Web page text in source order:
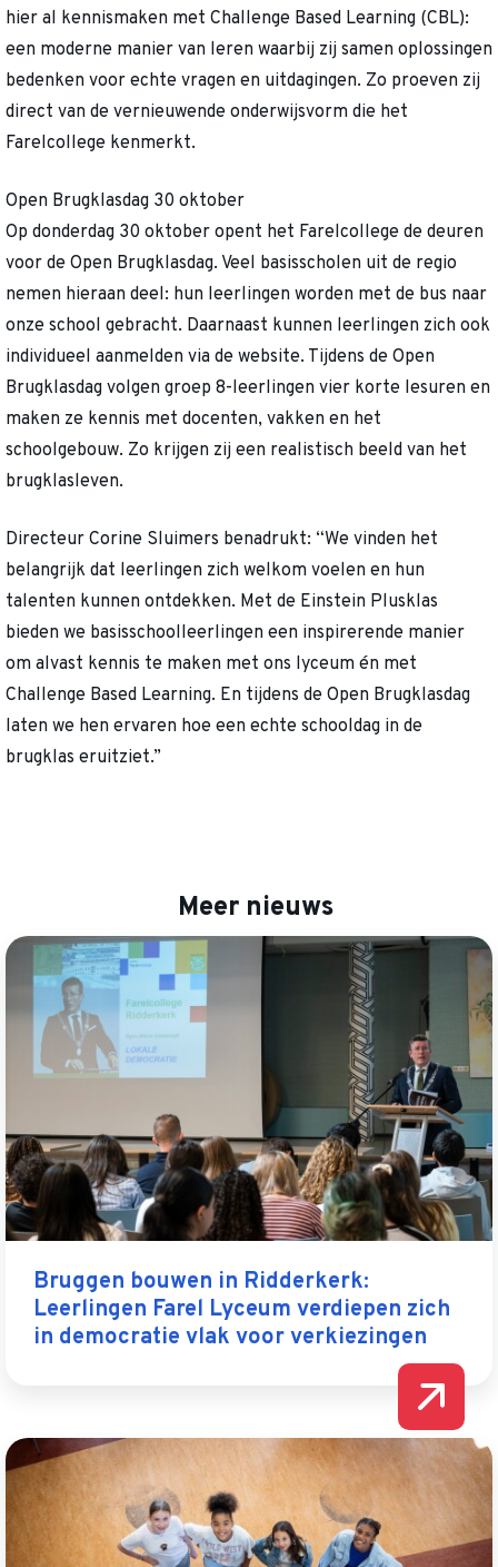
hier al kennismaken met Challenge Based Learning (CBL):
een moderne manier van leren waarbij zij samen oplossingen
bedenken voor echte vragen en uitdagingen. Zo proeven zij
direct van de vernieuwende onderwijsvorm die het
Farelcollege kenmerkt.
Open Brugklasdag 30 oktober
Op donderdag 30 oktober opent het Farelcollege de deuren
voor de Open Brugklasdag. Veel basisscholen uit de regio
nemen hieraan deel: hun leerlingen worden met de bus naar
onze school gebracht. Daarnaast kunnen leerlingen zich ook
individueel aanmelden via de website. Tijdens de Open
Brugklasdag volgen groep 8-leerlingen vier korte lesuren en
maken ze kennis met docenten, vakken en het
schoolgebouw. Zo krijgen zij een realistisch beeld van het
brugklasleven.
Directeur Corine Sluimers benadrukt: “We vinden het
belangrijk dat leerlingen zich welkom voelen en hun
talenten kunnen ontdekken. Met de Einstein Plusklas
bieden we basisschoolleerlingen een inspirerende manier
om alvast kennis te maken met ons lyceum én met
Challenge Based Learning. En tijdens de Open Brugklasdag
laten we hen ervaren hoe een echte schooldag in de
brugklas eruitziet.”
Meer nieuws
Bruggen bouwen in Ridderkerk:
Leerlingen Farel Lyceum verdiepen zich
in democratie vlak voor verkiezingen